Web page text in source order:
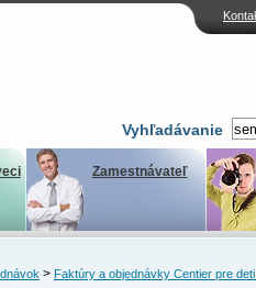
Vyhľadávanie
Zamestnávateľ
> Faktúry a objednávky Centier pre